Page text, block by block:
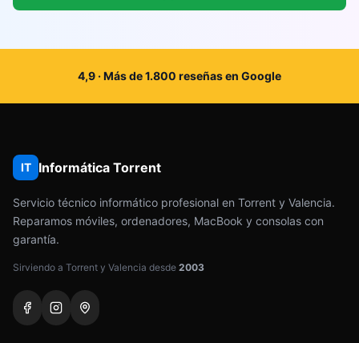
4,9 · Más de 1.800 reseñas en Google
IT Informática Torrent
Servicio técnico informático profesional en Torrent y Valencia.
Reparamos móviles, ordenadores, MacBook y consolas con
garantía.
Sirviendo a Torrent y Valencia desde 2003